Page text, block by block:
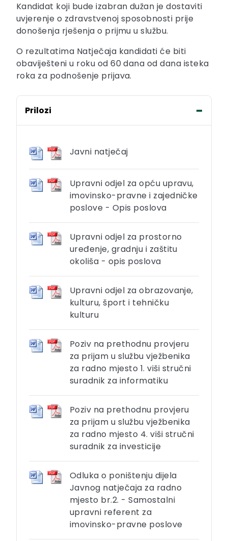
Kandidat koji bude izabran dužan je dostaviti
uvjerenje o zdravstvenoj sposobnosti prije
donošenja rješenja o prijmu u službu.
O rezultatima Natječaja kandidati će biti
obaviješteni u roku od 60 dana od dana isteka
roka za podnošenje prijava.
Prilozi
Javni natječaj
Upravni odjel za opću upravu,
imovinsko-pravne i zajedničke
poslove - Opis poslova
Upravni odjel za prostorno
uređenje, gradnju i zaštitu
okoliša - opis poslova
Upravni odjel za obrazovanje,
kulturu, šport i tehničku
kulturu
Poziv na prethodnu provjeru
za prijam u službu vježbenika
za radno mjesto 1. viši stručni
suradnik za informatiku
Poziv na prethodnu provjeru
za prijam u službu vježbenika
za radno mjesto 4. viši stručni
suradnik za investicije
Odluka o poništenju dijela
Javnog natječaja za radno
mjesto br.2. - Samostalni
upravni referent za
imovinsko-pravne poslove